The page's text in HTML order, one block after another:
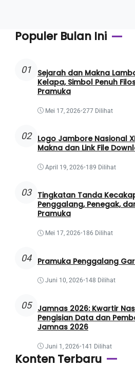
Populer Bulan Ini
01
Sejarah dan Makna
Kelapa, Simbol Penuh
Pramuka
Mei 17, 2026•277 Dilihat
02
Logo Jambore Nasional
Makna dan Link File
April 19, 2026•189 Dilihat
03
Tingkatan Tanda
Penggalang, Penegak,
Pramuka
Mei 17, 2026•186 Dilihat
04 Pramuka Penggalang
Juni 10, 2026•148 Dilihat
05
Jamnas 2026: Kwartir
Pengisian Data dan
Jamnas 2026
Juni 1, 2026•141 Dilihat
Konten Terbaru